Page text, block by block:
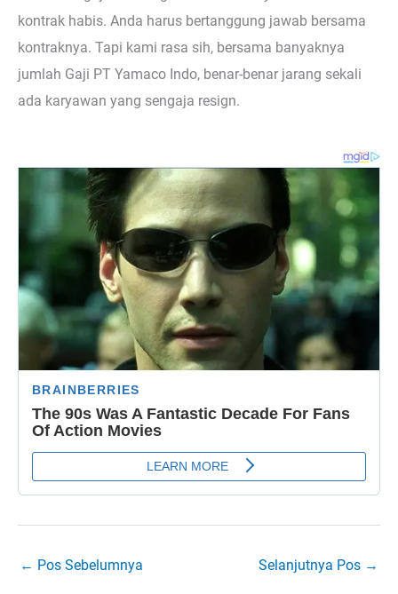
kontrak habis. Anda harus bertanggung jawab bersama
kontraknya. Tapi kami rasa sih, bersama banyaknya
jumlah Gaji PT Yamaco Indo, benar-benar jarang sekali
ada karyawan yang sengaja resign.
← Pos Sebelumnya Selanjutnya Pos →